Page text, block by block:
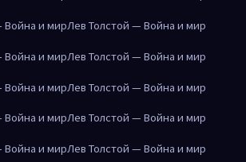
Война и мирЛев Толстой — Война и мир
Война и мирЛев Толстой — Война и мир
Война и мирЛев Толстой — Война и мир
Война и мирЛев Толстой — Война и мир
Война и мирЛев Толстой — Война и мир